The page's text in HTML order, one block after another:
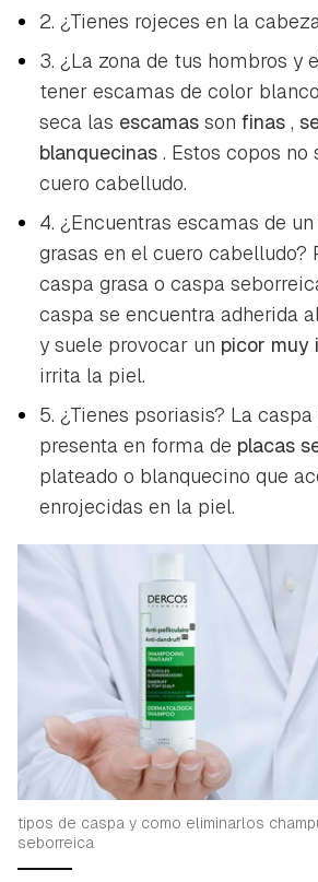
2. ¿Tienes rojeces en la
3. ¿La zona de tus hombros y
tener escamas de color
seca las escamas son finas ,
blanquecinas . Estos copos no
cuero cabelludo.
4. ¿Encuentras escamas de
grasas en el cuero cabelludo?
caspa grasa o caspa
caspa se encuentra adherida
y suele provocar un picor muy
irrita la piel.
5. ¿Tienes psoriasis? La
presenta en forma de placas
plateado o blanquecino que
enrojecidas en la piel.
tipos de caspa y como eliminarlos
seborreica